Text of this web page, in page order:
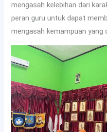
mengasah kelebihan dari
peran guru untuk dapat
mengasah kemampuan yang